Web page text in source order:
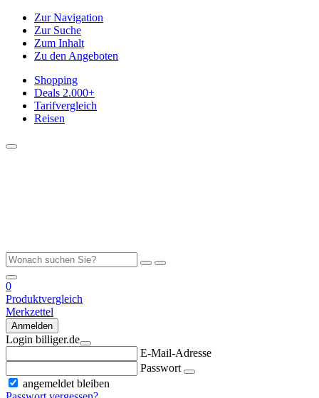
Zur Navigation
Zur Suche
Zum Inhalt
Zu den Angeboten
Shopping
Deals 2.000+
Tarifvergleich
Reisen
0
Produktvergleich
Merkzettel
Anmelden
Login billiger.de
E-Mail-Adresse
Passwort
angemeldet bleiben